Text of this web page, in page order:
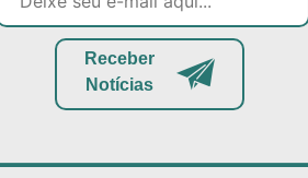
Receber
Notícias